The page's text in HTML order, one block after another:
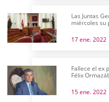
Las Juntas
miércoles su
17 ene. 2022
Fallece el ex
Félix
15 ene. 2022